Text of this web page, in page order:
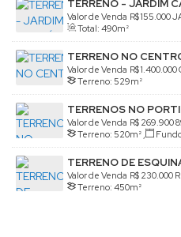
TERRENO - JARDIM
R$155.000
Valor de Venda
São Paulo, Concórdia, Santa
Total: 490m²
TERRENO NO
NOBRE
R$1.400.000
Valor de Venda
BrasilTerreno: 529m²
TERRENOS NO
R$ 269.900
Valor de Venda
Concórdia, Santa Catarina,
Terreno: 520m² ,
35m , Lado Esquerdo:
TERRENO DE
R$ 230.000
Valor de Venda
Liberdade, Concórdia, Santa
Terreno: 450m²